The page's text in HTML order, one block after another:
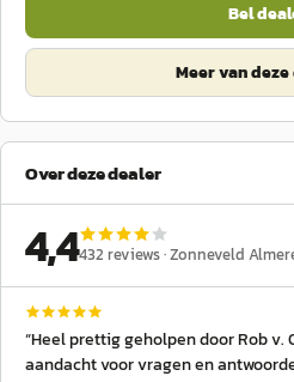
Bel
Meer van
Over deze dealer
4,4432 reviews ·Zonneveld
“Heel prettig geholpen door Rob v.
aandacht voor vragen en